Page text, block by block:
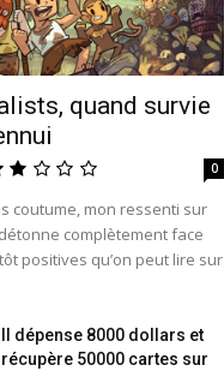
quand survie
0
coutume, mon ressenti sur
complètement face
positives qu’on peut lire sur
Il dépense 8000 dollars et
récupère 50000 cartes sur